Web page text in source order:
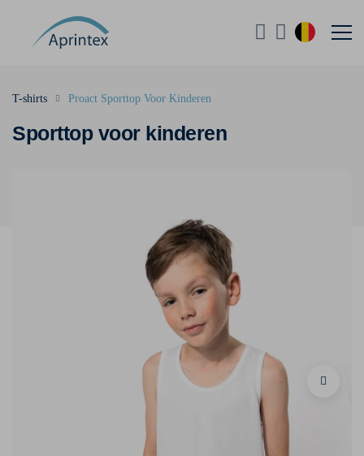
Sporttop voor kinderen
T-shirts Proact Sporttop Voor Kinderen